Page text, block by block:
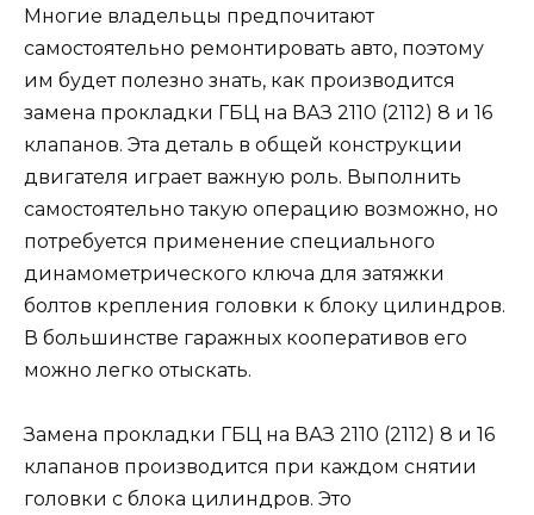
Многие владельцы предпочитают
самостоятельно ремонтировать авто, поэтому
им будет полезно знать, как производится
замена прокладки ГБЦ на ВАЗ 2110 (2112) 8 и 16
клапанов. Эта деталь в общей конструкции
двигателя играет важную роль. Выполнить
самостоятельно такую операцию возможно, но
потребуется применение специального
динамометрического ключа для затяжки
болтов крепления головки к блоку цилиндров.
В большинстве гаражных кооперативов его
можно легко отыскать.
Замена прокладки ГБЦ на ВАЗ 2110 (2112) 8 и 16
клапанов производится при каждом снятии
головки с блока цилиндров. Это